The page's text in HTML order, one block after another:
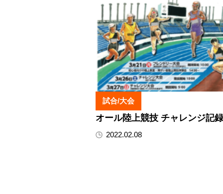
試合/大会
オール陸上競技 チャレンジ記
2022.02.08